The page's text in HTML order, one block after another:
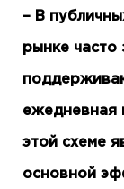
– В
рынке часто
ежедневная
этой схеме
основной